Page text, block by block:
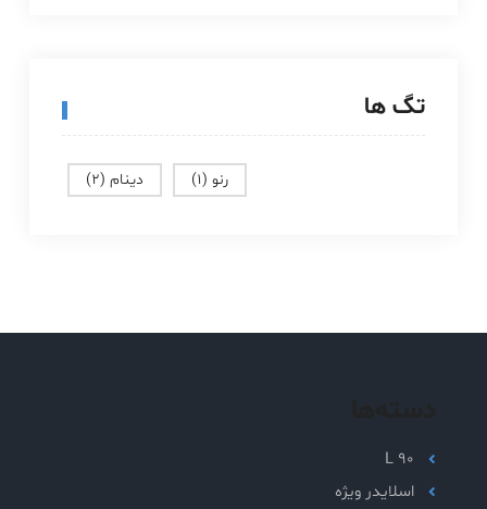
تگ ها
دینام (2) رنو (1)
L 90
اسلایدر ویژه